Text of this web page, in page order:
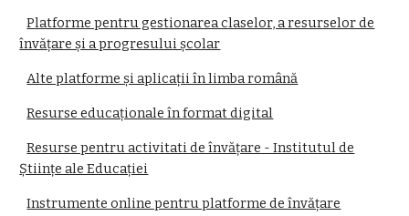
Platforme pentru gestionarea claselor, a resurselor de
învățare și a progresului școlar
Alte platforme și aplicații în limba română
Resurse educaționale în format digital
Resurse pentru activitati de învățare - Institutul de
Științe ale Educației
Instrumente online pentru platforme de învățare